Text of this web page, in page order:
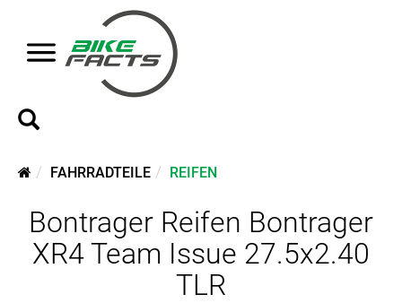
FAHRRADTEILE REIFEN
Bontrager Reifen Bontrager
XR4 Team Issue 27.5x2.40
TLR